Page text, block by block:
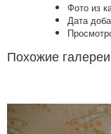
Фото из
Дата
Похожие